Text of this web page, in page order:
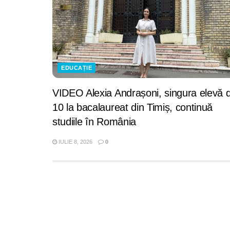
EDUCAȚIE
VIDEO Alexia Andrașoni, singura elevă
10 la bacalaureat din Timiș, continuă
studiile în România
IULIE 8, 2026 0